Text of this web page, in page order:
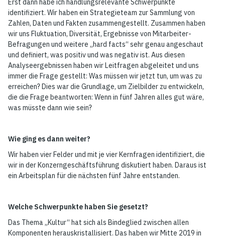
Erst dann habe ich handlungsrelevante Schwerpunkte
identifiziert. Wir haben ein Strategieteam zur Sammlung von
Zahlen, Daten und Fakten zusammengestellt. Zusammen haben
wir uns Fluktuation, Diversität, Ergebnisse von Mitarbeiter-
Befragungen und weitere „hard facts“ sehr genau angeschaut
und definiert, was positiv und was negativ ist. Aus diesen
Analyseergebnissen haben wir Leitfragen abgeleitet und uns
immer die Frage gestellt: Was müssen wir jetzt tun, um was zu
erreichen? Dies war die Grundlage, um Zielbilder zu entwickeln,
die die Frage beantworten: Wenn in fünf Jahren alles gut wäre,
was müsste dann wie sein?
Wie ging es dann weiter?
Wir haben vier Felder und mit je vier Kernfragen identifiziert, die
wir in der Konzerngeschäftsführung diskutiert haben. Daraus ist
ein Arbeitsplan für die nächsten fünf Jahre entstanden.
Welche Schwerpunkte haben Sie gesetzt?
Das Thema „Kultur“ hat sich als Bindeglied zwischen allen
Komponenten herauskristallisiert. Das haben wir Mitte 2019 in